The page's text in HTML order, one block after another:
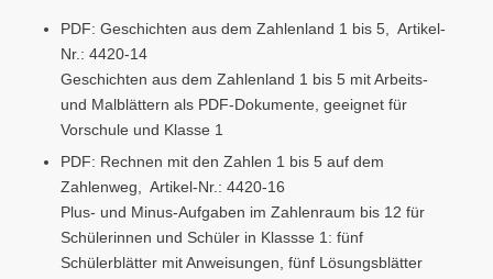
PDF: Geschichten aus dem Zahlenland 1 bis 5, Artikel-
Nr.: 4420-14
Geschichten aus dem Zahlenland 1 bis 5 mit Arbeits-
und Malblättern als PDF-Dokumente, geeignet für
Vorschule und Klasse 1
PDF: Rechnen mit den Zahlen 1 bis 5 auf dem
Zahlenweg, Artikel-Nr.: 4420-16
Plus- und Minus-Aufgaben im Zahlenraum bis 12 für
Schülerinnen und Schüler in Klassse 1: fünf
Schülerblätter mit Anweisungen, fünf Lösungsblätter